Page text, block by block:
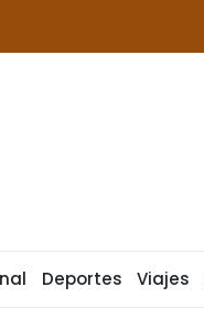
Deportes Viajes